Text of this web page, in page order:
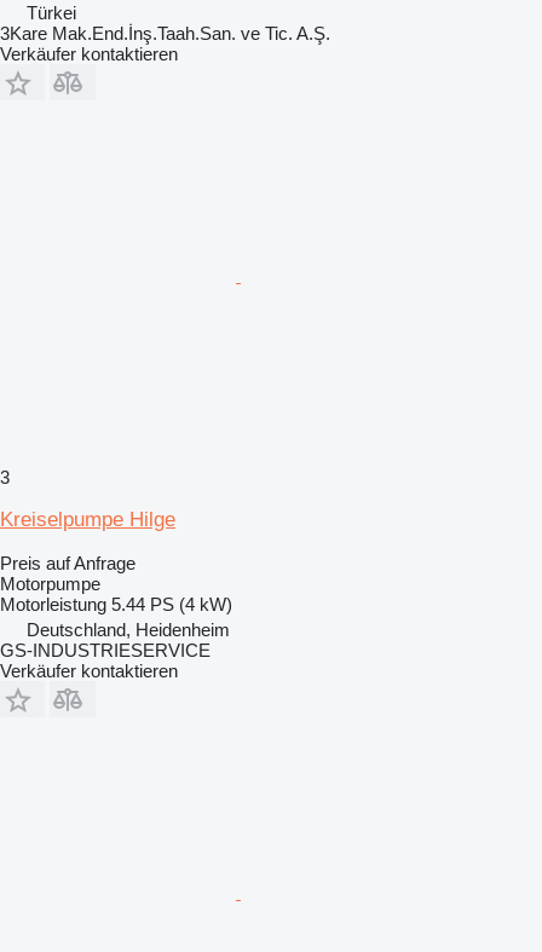
Türkei
3Kare Mak.End.İnş.Taah.San. ve Tic. A.Ş.
Verkäufer kontaktieren
3
Kreiselpumpe Hilge
Preis auf Anfrage
Motorpumpe
Motorleistung 5.44 PS (4 kW)
Deutschland, Heidenheim
GS-INDUSTRIESERVICE
Verkäufer kontaktieren